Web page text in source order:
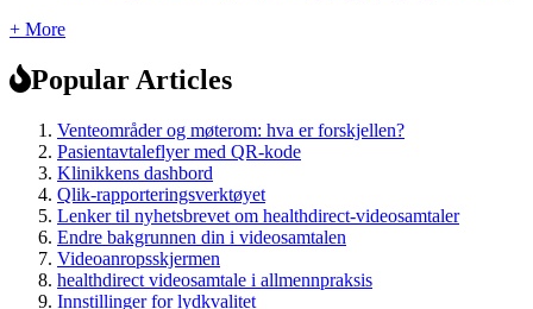
+ More
Popular Articles
Venteområder og møterom: hva er forskjellen?
Pasientavtaleflyer med QR-kode
Klinikkens dashbord
Qlik-rapporteringsverktøyet
Lenker til nyhetsbrevet om healthdirect-videosamtaler
Endre bakgrunnen din i videosamtalen
Videoanropsskjermen
healthdirect videosamtale i allmennpraksis
Innstillinger for lydkvalitet